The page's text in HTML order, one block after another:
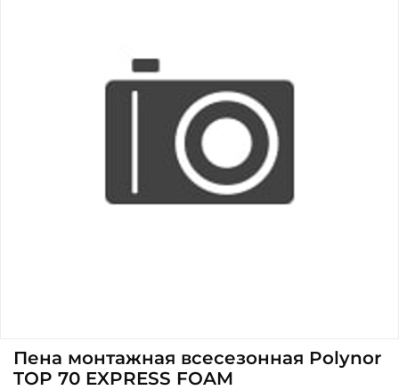
Пена монтажная всесезонная Polynor
TOP 70 EXPRESS FOAM